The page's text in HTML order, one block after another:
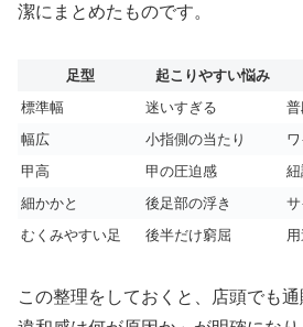
潔にまとめたものです。
足型 起こりやすい悩み
標準幅
迷いすぎる
幅広
小指側の当たり
甲高
甲の圧迫感
細かかと
後足部の浮き
むくみやすい足
後半だけ窮屈
この整理をしておくと、店頭でも